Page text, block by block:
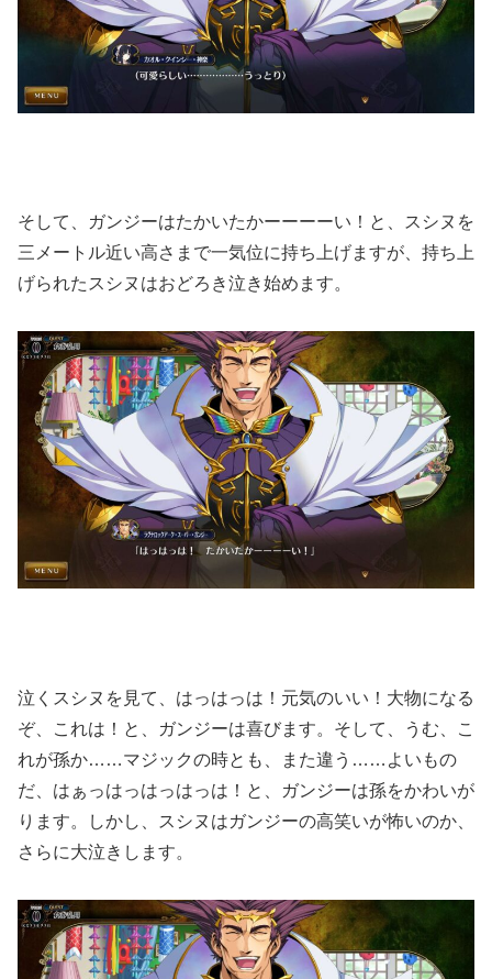
そして、ガンジーはたかいたかーーーーい！と、スシヌを
三メートル近い高さまで一気位に持ち上げますが、持ち上
げられたスシヌはおどろき泣き始めます。
泣くスシヌを見て、はっはっは！元気のいい！大物になる
ぞ、これは！と、ガンジーは喜びます。そして、うむ、こ
れが孫か……マジックの時とも、また違う……よいもの
だ、はぁっはっはっはっは！と、ガンジーは孫をかわいが
ります。しかし、スシヌはガンジーの高笑いが怖いのか、
さらに大泣きします。